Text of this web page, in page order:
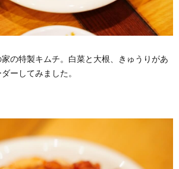
の特製キムチ。白菜と大根、きゅうりがあ
ーしてみました。